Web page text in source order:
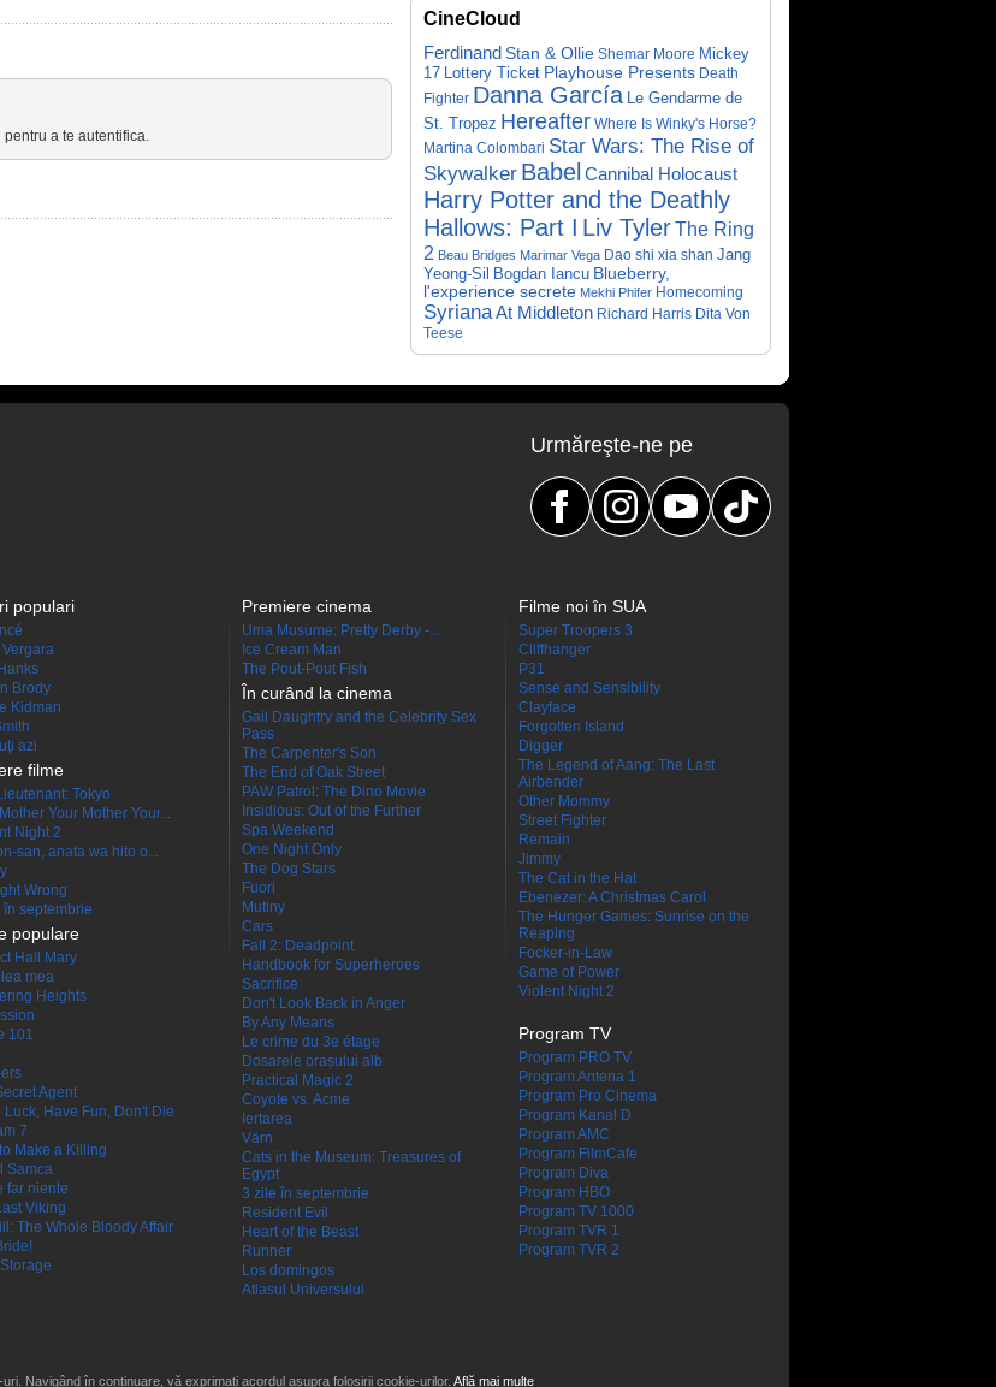
pentru a te autentifica.
CineCloud
Ferdinand Stan & Ollie Shemar Moore Mickey
17 Lottery Ticket Playhouse Presents Death
Fighter Danna García Le Gendarme de
St. Tropez Hereafter Where Is Winky's Horse?
Martina Colombari Star Wars: The Rise of
Skywalker Babel Cannibal Holocaust
Harry Potter and the Deathly
Hallows: Part I Liv TylerThe Ring
2 Beau Bridges Marimar Vega Dao shi xia shan Jang
Yeong-Sil
Bogdan Iancu Blueberry,
l'experience secrete Mekhi Phifer Homecoming
SyrianaAt Middleton Richard Harris Dita Von
Teese
Urmăreşte-ne pe
populari
Brody
Kidman
azi
filme
Tokyo
Your Mother Your...
Night 2
san, anata wa hito o...
Wrong
în septembrie
populare
Hail Mary
mea
Heights
101
Agent
Luck, Have Fun, Don't Die
7
Make a Killing
Samca
far niente
Viking
The Whole Bloody Affair
Premiere cinema
Uma Musume: Pretty Derby -...
Ice Cream Man
The Pout-Pout Fish
În curând la cinema
Gail Daughtry and the Celebrity Sex
Pass
The Carpenter's Son
The End of Oak Street
PAW Patrol: The Dino Movie
Insidious: Out of the Further
Spa Weekend
One Night Only
The Dog Stars
Fuori
Mutiny
Cars
Fall 2: Deadpoint
Handbook for Superheroes
Sacrifice
Don't Look Back in Anger
By Any Means
Le crime du 3e étage
Dosarele orașului alb
Practical Magic 2
Coyote vs. Acme
Iertarea
Värn
Cats in the Museum: Treasures of
Egypt
3 zile în septembrie
Resident Evil
Heart of the Beast
Runner
Los domingos
Atlasul Universului
Filme noi în SUA
Super Troopers 3
Cliffhanger
P31
Sense and Sensibility
Clayface
Forgotten Island
Digger
The Legend of Aang: The Last
Airbender
Other Mommy
Street Fighter
Remain
Jimmy
The Cat in the Hat
Ebenezer: A Christmas Carol
The Hunger Games: Sunrise on the
Reaping
Focker-in-Law
Game of Power
Violent Night 2
Program TV
Program PRO TV
Program Antena 1
Program Pro Cinema
Program Kanal D
Program AMC
Program FilmCafe
Program Diva
Program HBO
Program TV 1000
Program TVR 1
Program TVR 2
Navigând în continuare, vă exprimați acordul asupra folosirii cookie-urilor. Află mai multe